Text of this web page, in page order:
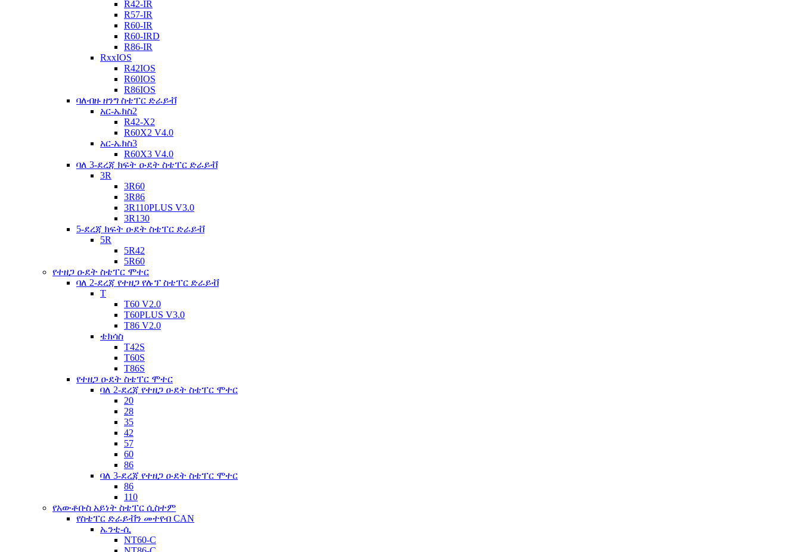
R42-IR
R57-IR
R60-IR
R60-IRD
R86-IR
RxxIOS
R42IOS
R60IOS
R86IOS
ባለብዙ ዘንግ ስቴፐር ድራይቭ
አር-ኤክስ2
R42-X2
R60X2 V4.0
አር-ኤክስ3
R60X3 V4.0
ባለ 3-ደረጃ ክፍት ዑደት ስቴፐር ድራይቭ
3R
3R60
3R86
3R110PLUS V3.0
3R130
5-ደረጃ ክፍት ዑደት ስቴፐር ድራይቭ
5R
5R42
5R60
የተዘጋ ዑደት ስቴፐር ሞተር
ባለ 2-ደረጃ የተዘጋ የሉፕ ስቴፐር ድራይቭ
T
T60 V2.0
T60PLUS V3.0
T86 V2.0
ቴክሳስ
T42S
T60S
T86S
የተዘጋ ዑደት ስቴፐር ሞተር
ባለ 2-ደረጃ የተዘጋ ዑደት ስቴፐር ሞተር
20
28
35
42
57
60
86
ባለ 3-ደረጃ የተዘጋ ዑደት ስቴፐር ሞተር
86
110
የአውቶቡስ አይነት ስቴፐር ሲስተም
የስቴፐር ድራይቭን መተየብ CAN
ኤንቲ-ሲ
NT60-C